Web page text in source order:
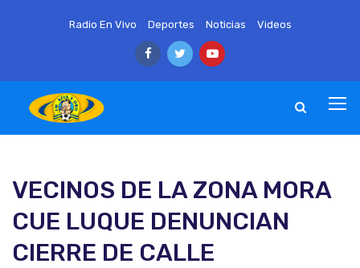
Radio En Vivo Deportes Noticias Videos
VECINOS DE LA ZONA MORA
CUE LUQUE DENUNCIAN
CIERRE DE CALLE